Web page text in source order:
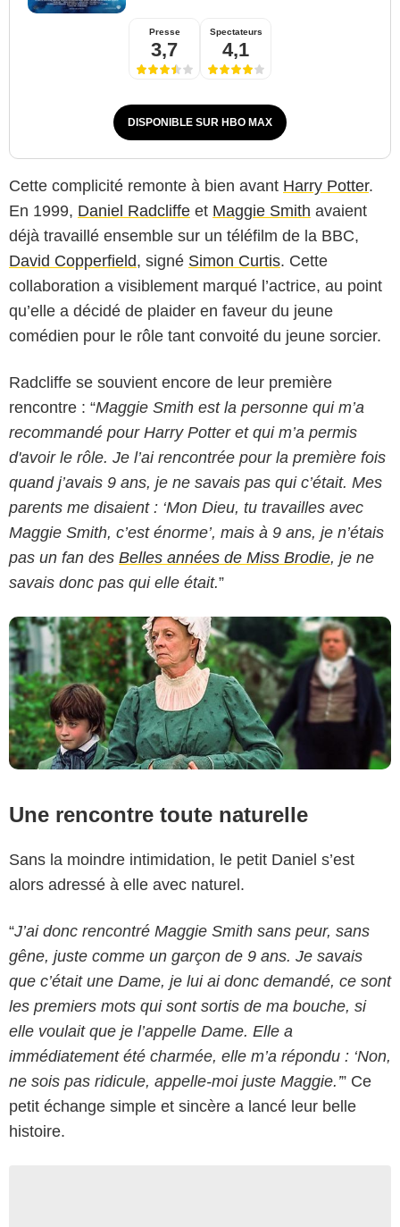
Presse
3,7
Spectateurs
4,1
DISPONIBLE SUR HBO MAX
Cette complicité remonte à bien avant Harry Potter.
En 1999, Daniel Radcliffe et Maggie Smith avaient
déjà travaillé ensemble sur un téléfilm de la BBC,
David Copperfield, signé Simon Curtis. Cette
collaboration a visiblement marqué l’actrice, au point
qu’elle a décidé de plaider en faveur du jeune
comédien pour le rôle tant convoité du jeune sorcier.
Radcliffe se souvient encore de leur première
rencontre : “Maggie Smith est la personne qui m’a
recommandé pour Harry Potter et qui m’a permis
d'avoir le rôle. Je l’ai rencontrée pour la première fois
quand j’avais 9 ans, je ne savais pas qui c’était. Mes
parents me disaient : ‘Mon Dieu, tu travailles avec
Maggie Smith, c’est énorme’, mais à 9 ans, je n’étais
pas un fan des Belles années de Miss Brodie, je ne
savais donc pas qui elle était.”
Une rencontre toute naturelle
Sans la moindre intimidation, le petit Daniel s’est
alors adressé à elle avec naturel.
“J’ai donc rencontré Maggie Smith sans peur, sans
gêne, juste comme un garçon de 9 ans. Je savais
que c’était une Dame, je lui ai donc demandé, ce sont
les premiers mots qui sont sortis de ma bouche, si
elle voulait que je l’appelle Dame. Elle a
immédiatement été charmée, elle m’a répondu : ‘Non,
ne sois pas ridicule, appelle-moi juste Maggie.’” Ce
petit échange simple et sincère a lancé leur belle
histoire.